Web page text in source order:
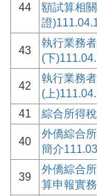
44
額試算相
證
43
執行業務
(下
42
執行業務
(上
41
綜合所得
40
外僑綜合
簡介
39
外僑綜合
算申報實